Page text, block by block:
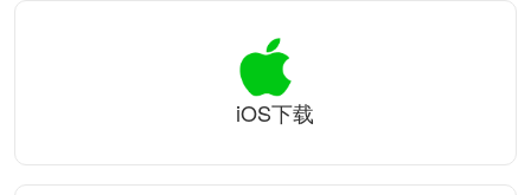
iOS下载